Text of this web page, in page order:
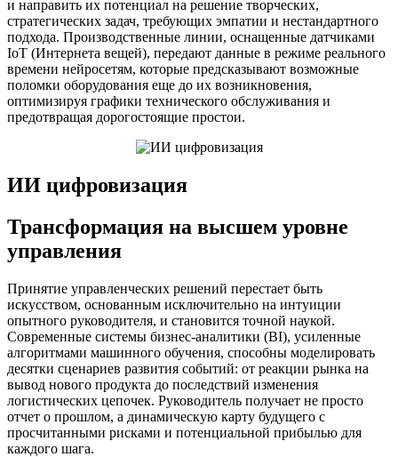
и направить их потенциал на решение творческих,
стратегических задач, требующих эмпатии и нестандартного
подхода. Производственные линии, оснащенные датчиками
IoT (Интернета вещей), передают данные в режиме реального
времени нейросетям, которые предсказывают возможные
поломки оборудования еще до их возникновения,
оптимизируя графики технического обслуживания и
предотвращая дорогостоящие простои.
ИИ цифровизация
Трансформация на высшем уровне
управления
Принятие управленческих решений перестает быть
искусством, основанным исключительно на интуиции
опытного руководителя, и становится точной наукой.
Современные системы бизнес-аналитики (BI), усиленные
алгоритмами машинного обучения, способны моделировать
десятки сценариев развития событий: от реакции рынка на
вывод нового продукта до последствий изменения
логистических цепочек. Руководитель получает не просто
отчет о прошлом, а динамическую карту будущего с
просчитанными рисками и потенциальной прибылью для
каждого шага.